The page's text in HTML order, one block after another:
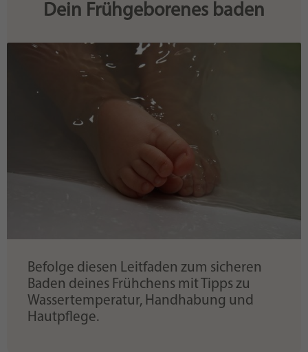
Dein Frühgeborenes baden
Befolge diesen Leitfaden zum sicheren
Baden deines Frühchens mit Tipps zu
Wassertemperatur, Handhabung und
Hautpflege.